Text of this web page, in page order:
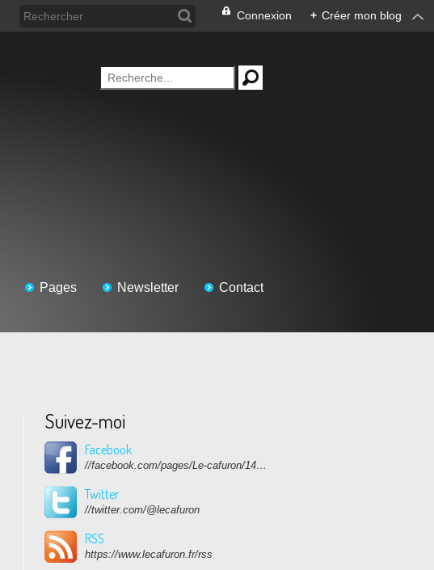
Connexion + Créer mon blog
Pages Newsletter Contact
Suivez-moi
Facebook
//facebook.com/pages/Le-cafuron/1415682768741632
Twitter
//twitter.com/@lecafuron
RSS
https://www.lecafuron.fr/rss